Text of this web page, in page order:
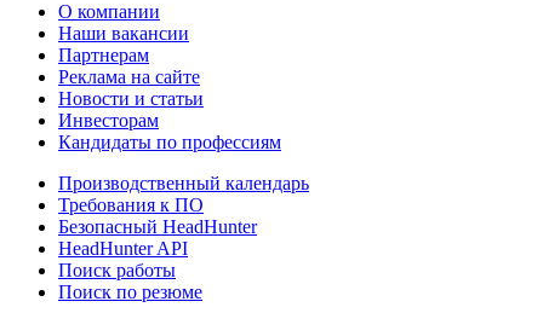
О компании
Наши вакансии
Партнерам
Реклама на сайте
Новости и статьи
Инвесторам
Кандидаты по профессиям
Производственный календарь
Требования к ПО
Безопасный HeadHunter
HeadHunter API
Поиск работы
Поиск по резюме